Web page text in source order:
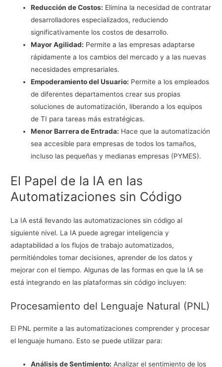
Reducción de Costos: Elimina la necesidad de contratar
desarrolladores especializados, reduciendo
significativamente los costos de desarrollo.
Mayor Agilidad: Permite a las empresas adaptarse
rápidamente a los cambios del mercado y a las nuevas
necesidades empresariales.
Empoderamiento del Usuario: Permite a los empleados
de diferentes departamentos crear sus propias
soluciones de automatización, liberando a los equipos
de TI para tareas más estratégicas.
Menor Barrera de Entrada: Hace que la automatización
sea accesible para empresas de todos los tamaños,
incluso las pequeñas y medianas empresas (PYMES).
El Papel de la IA en las
Automatizaciones sin Código
La IA está llevando las automatizaciones sin código al
siguiente nivel. La IA puede agregar inteligencia y
adaptabilidad a los flujos de trabajo automatizados,
permitiéndoles tomar decisiones, aprender de los datos y
mejorar con el tiempo. Algunas de las formas en que la IA se
está integrando en las plataformas sin código incluyen:
Procesamiento del Lenguaje Natural (PNL)
El PNL permite a las automatizaciones comprender y procesar
el lenguaje humano. Esto se puede utilizar para:
Análisis de Sentimiento: Analizar el sentimiento de los